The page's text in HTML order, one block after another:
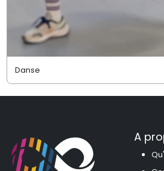
Danse
A